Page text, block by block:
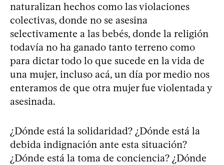
naturalizan hechos como las violaciones
colectivas, donde no se asesina
selectivamente a las bebés, donde la religión
todavía no ha ganado tanto terreno como
para dictar todo lo que sucede en la vida de
una mujer, incluso acá, un día por medio nos
enteramos de que otra mujer fue violentada y
asesinada.
¿Dónde está la solidaridad? ¿Dónde está la
debida indignación ante esta situación?
¿Dónde está la toma de conciencia? ¿Dónde